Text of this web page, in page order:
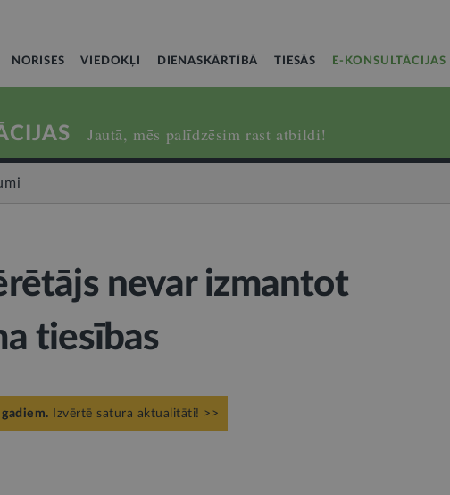
NORISES VIEDOKĻI DIENASKĀRTĪBĀ TIESĀS E-KONSULTĀCIJAS
Jautā, mēs palīdzēsim rast atbildi!
nevar izmantot
tiesības
Izvērtē satura aktualitāti! >>